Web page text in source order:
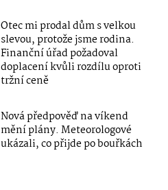
Otec mi prodal dům s velkou
slevou, protože jsme rodina.
Finanční úřad požadoval
doplacení kvůli rozdílu oproti
tržní ceně
Nová předpověď na víkend
mění plány. Meteorologové
ukázali, co přijde po bouřkách